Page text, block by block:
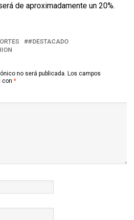
de aproximadamente un 20%.
#DESTACADO
no será publicada. Los campos
con *